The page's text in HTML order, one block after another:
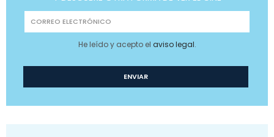
He leído y acepto el aviso legal.